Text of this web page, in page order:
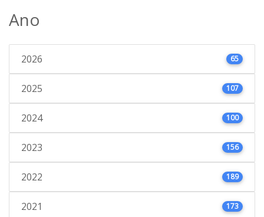
Ano
2026 65
2025 107
2024 100
2023 156
2022 189
2021 173